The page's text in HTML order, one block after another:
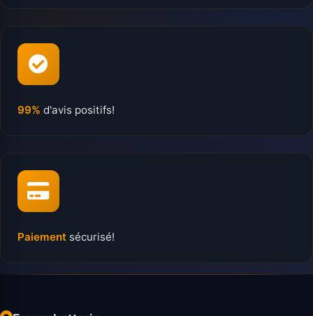
99% d'avis positifs!
Paiement sécurisé!